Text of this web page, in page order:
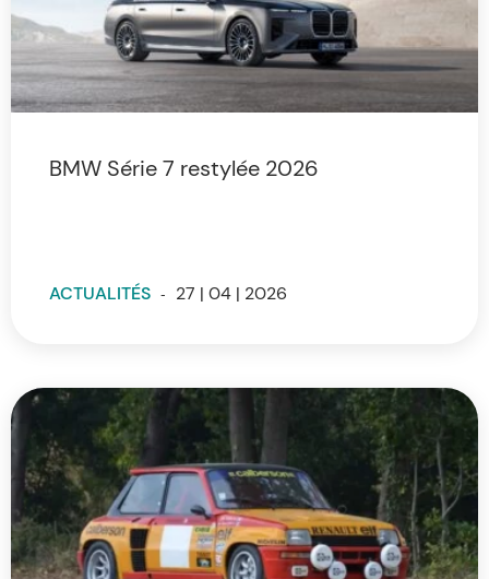
BMW Série 7 restylée 2026
ACTUALITÉS - 27 | 04 | 2026